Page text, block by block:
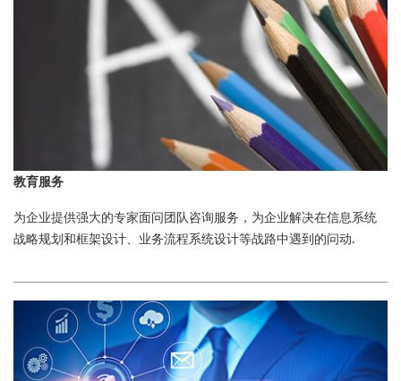
教育服务
为企业提供强大的专家面问团队咨询服务，为企业解决在信息系统
战略规划和框架设计、业务流程系统设计等战路中遇到的问动.